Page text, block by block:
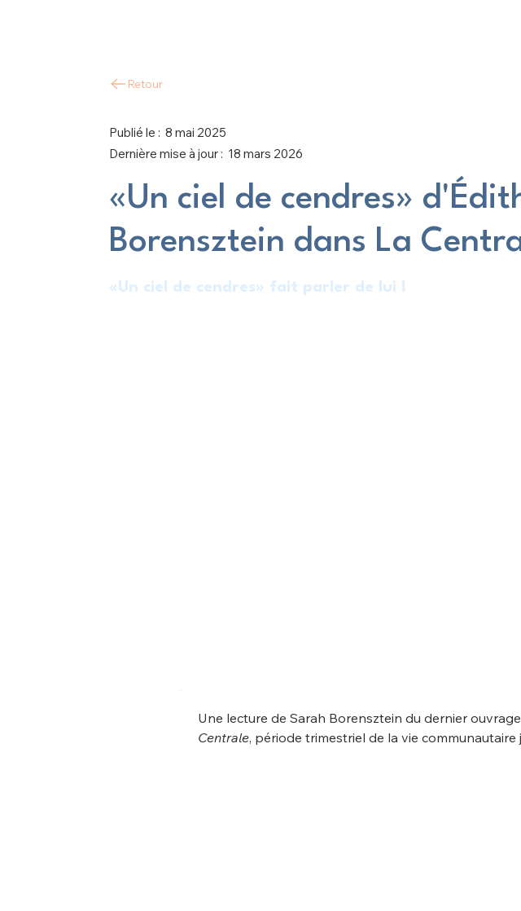
Retour
Publié le : 8 mai 2025
Dernière mise à jour : 18 mars 2026
«Un ciel de cendres»
Borensztein dans La
«Un ciel de cendres» fait parler de lui !
Une lecture de Sarah Borensztein du dernier
Centrale, période trimestriel de la vie communautaire